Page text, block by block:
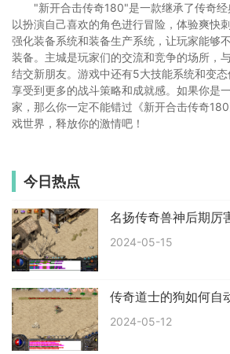
"新开合击传奇180"是一款继承了传奇
以扮演自己喜欢的角色进行冒险，体验爽快
强化装备系统和装备生产系统，让玩家能够
装备。主城是玩家们的交流和竞争的场所，
结交新朋友。游戏中还有5大技能系统和变
享受到更多的战斗策略和成就感。如果你是
家，那么你一定不能错过《新开合击传奇
戏世界，释放你的激情吧！
今日热点
名扬传奇兽神后期厉
2024-05-15
传奇道士的狗如何自
2024-05-12